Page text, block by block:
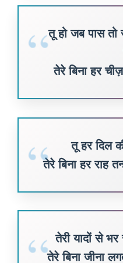
तू हो जब पास तो
तेरे बिना हर
तू हर दिल
तेरे बिना हर राह
तेरी यादों से
तेरे बिना जीना